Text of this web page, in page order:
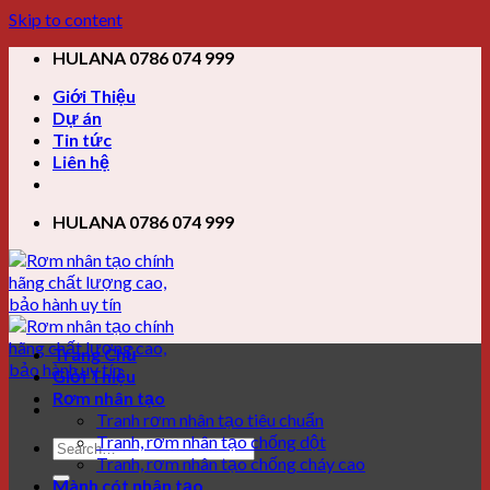
Skip to content
HULANA 0786 074 999
Giới Thiệu
Dự án
Tin tức
Liên hệ
HULANA 0786 074 999
Trang Chủ
Giới Thiệu
Rơm nhân tạo
Tranh rơm nhân tạo tiêu chuẩn
Tranh, rơm nhân tạo chống dột
Tranh, rơm nhân tạo chống cháy cao
Mành cót nhân tạo